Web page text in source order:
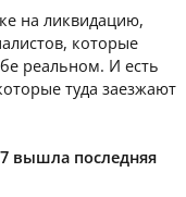
на ликвидацию,
которые
реальном. И есть
туда заезжают
вышла последняя